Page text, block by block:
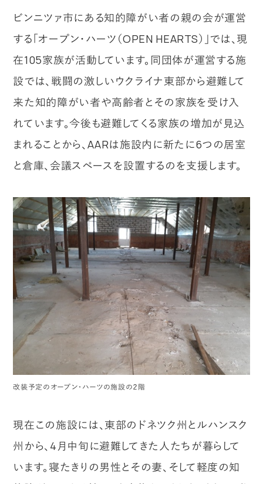
ビンニツァ市にある知的障がい者の親の会が運営
する「オープン・ハーツ（OPEN HEARTS）」では、現
在105家族が活動しています。同団体が運営する施
設では、戦闘の激しいウクライナ東部から避難して
来た知的障がい者や高齢者とその家族を受け入
れています。今後も避難してくる家族の増加が見込
まれることから、AARは施設内に新たに6つの居室
と倉庫、会議スペースを設置するのを支援します。
改装予定のオープン・ハーツの施設の２階
現在この施設には、東部のドネツク州とルハンスク
州から、4月中旬に避難してきた人たちが暮らして
います。寝たきりの男性とその妻、そして軽度の知